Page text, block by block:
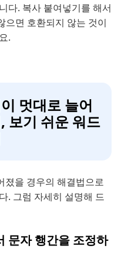
다. 복사 붙여넣기를 해서
으면 호환되지 않는 것이
.
멋대로 늘어
보기 쉬운 워드
졌을 경우의 해결법으로
. 그럼 자세히 설명해 드
문자 행간을 조정하